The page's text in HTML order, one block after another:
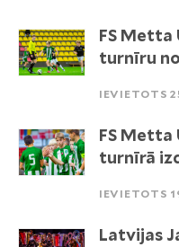
FS Metta
turnīru
IEVIETOTS
FS Metta
turnīrā
IEVIETOTS
Latvijas